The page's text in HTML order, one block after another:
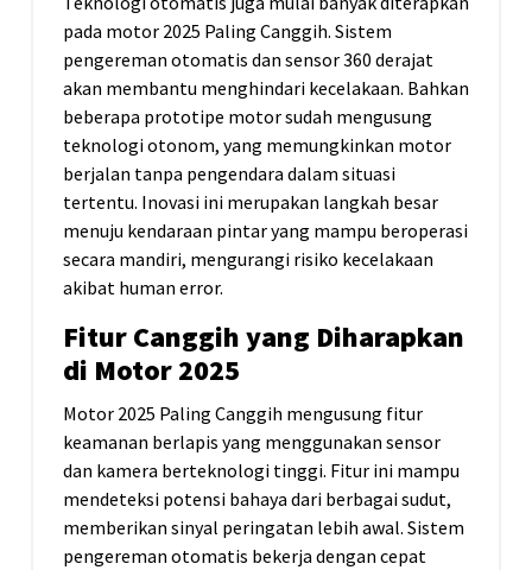
pada motor 2025 Paling Canggih. Sistem
pengereman otomatis dan sensor 360 derajat
akan membantu menghindari kecelakaan. Bahkan
beberapa prototipe motor sudah mengusung
teknologi otonom, yang memungkinkan motor
berjalan tanpa pengendara dalam situasi
tertentu. Inovasi ini merupakan langkah besar
menuju kendaraan pintar yang mampu beroperasi
secara mandiri, mengurangi risiko kecelakaan
akibat human error.
Fitur Canggih yang Diharapkan
di Motor 2025
Motor 2025 Paling Canggih mengusung fitur
keamanan berlapis yang menggunakan sensor
dan kamera berteknologi tinggi. Fitur ini mampu
mendeteksi potensi bahaya dari berbagai sudut,
memberikan sinyal peringatan lebih awal. Sistem
pengereman otomatis bekerja dengan cepat